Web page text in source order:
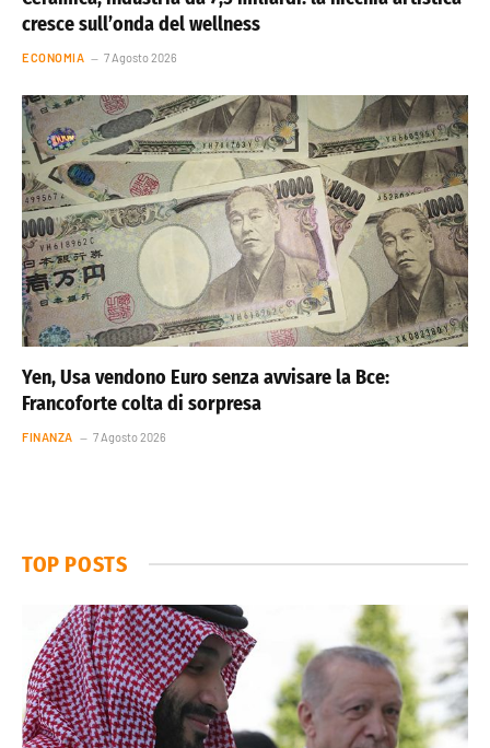
cresce sull’onda del wellness
ECONOMIA 7 Agosto 2026
Yen, Usa vendono Euro senza avvisare la Bce:
Francoforte colta di sorpresa
FINANZA 7 Agosto 2026
TOP POSTS